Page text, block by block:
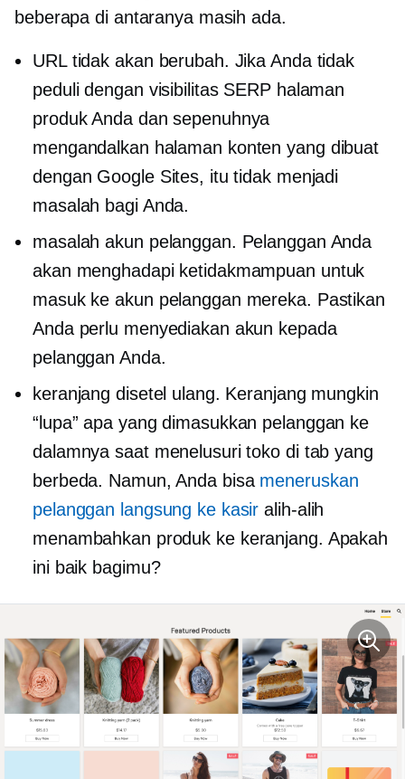
beberapa di antaranya masih ada.
URL tidak akan berubah. Jika Anda tidak
peduli dengan visibilitas SERP halaman
produk Anda dan sepenuhnya
mengandalkan halaman konten yang dibuat
dengan Google Sites, itu tidak menjadi
masalah bagi Anda.
masalah akun pelanggan. Pelanggan Anda
akan menghadapi ketidakmampuan untuk
masuk ke akun pelanggan mereka. Pastikan
Anda perlu menyediakan akun kepada
pelanggan Anda.
keranjang disetel ulang. Keranjang mungkin
“lupa” apa yang dimasukkan pelanggan ke
dalamnya saat menelusuri toko di tab yang
berbeda. Namun, Anda bisa meneruskan
pelanggan langsung ke kasir alih-alih
menambahkan produk ke keranjang. Apakah
ini baik bagimu?